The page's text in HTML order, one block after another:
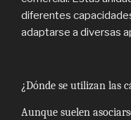
diferentes
adaptarse a diversas
¿Dónde se utilizan las
Aunque suelen